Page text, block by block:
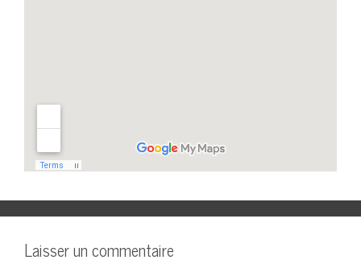
Laisser un commentaire